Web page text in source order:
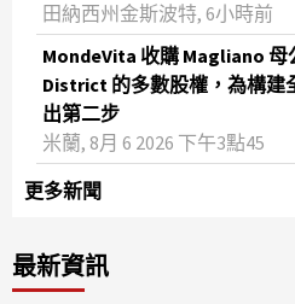
田納西州金斯波特, 6小時前
MondeVita 收購 Magliano
District 的多數股權，為構建
出第二步
米蘭, 8月 6 2026 下午3點45
更多新聞
最新資訊